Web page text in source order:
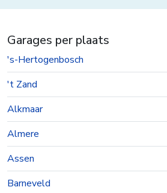
Garages per plaats
's-Hertogenbosch
't Zand
Alkmaar
Almere
Assen
Barneveld